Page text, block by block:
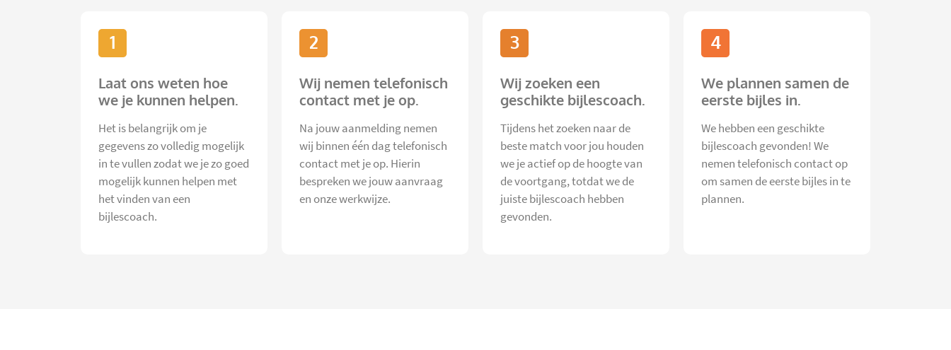
1
Laat ons weten hoe
we je kunnen helpen.
Het is belangrijk om je
gegevens zo volledig mogelijk
in te vullen zodat we je zo goed
mogelijk kunnen helpen met
het vinden van een
bijlescoach.
2
Wij nemen telefonisch
contact met je op.
Na jouw aanmelding nemen
wij binnen één dag telefonisch
contact met je op. Hierin
bespreken we jouw aanvraag
en onze werkwijze.
3
Wij zoeken een
geschikte bijlescoach.
Tijdens het zoeken naar de
beste match voor jou houden
we je actief op de hoogte van
de voortgang, totdat we de
juiste bijlescoach hebben
gevonden.
4
We plannen samen de
eerste bijles in.
We hebben een geschikte
bijlescoach gevonden! We
nemen telefonisch contact op
om samen de eerste bijles in te
plannen.